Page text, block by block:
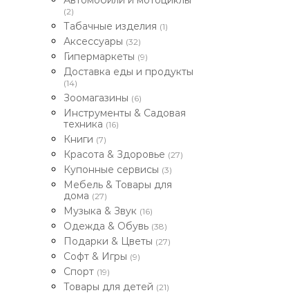
(2)
Табачные изделия (1)
Аксессуары (32)
Гипермаркеты (9)
Доставка еды и продукты
(14)
Зоомагазины (6)
Инструменты & Садовая
техника (16)
Книги (7)
Красота & Здоровье (27)
Купонные сервисы (3)
Мебель & Товары для
дома (27)
Музыка & Звук (16)
Одежда & Обувь (38)
Подарки & Цветы (27)
Софт & Игры (9)
Спорт (19)
Товары для детей (21)